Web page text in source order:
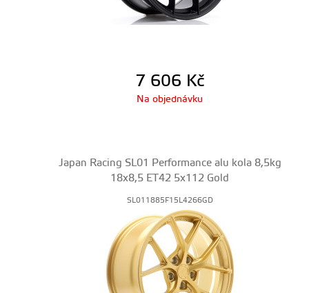
7 606 Kč
Na objednávku
Japan Racing SL01 Performance alu kola 8,5kg
18x8,5 ET42 5x112 Gold
SL011885F15L4266GD